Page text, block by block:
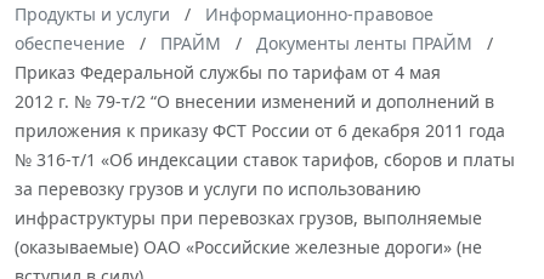
Продукты и услуги
Информационно-правовое
обеспечение
ПРАЙМ
Документы ленты ПРАЙМ
Приказ Федеральной службы по тарифам от 4 мая
2012 г. № 79-т/2 “О внесении изменений и дополнений в
приложения к приказу ФСТ России от 6 декабря 2011 года
№ 316-т/1 «Об индексации ставок тарифов, сборов и платы
за перевозку грузов и услуги по использованию
инфраструктуры при перевозках грузов, выполняемые
(оказываемые) ОАО «Российские железные дороги» (не